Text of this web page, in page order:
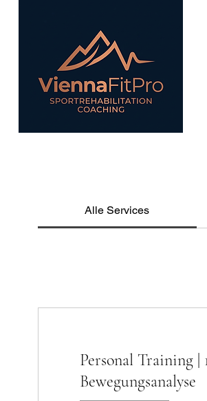
Alle Services
Personal Training |
Bewegungsanalyse